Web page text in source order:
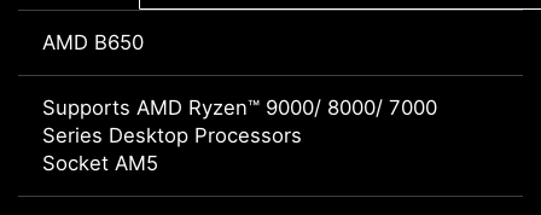
AMD B650
Supports AMD Ryzen™ 9000/ 8000/ 7000
Series Desktop Processors
Socket AM5